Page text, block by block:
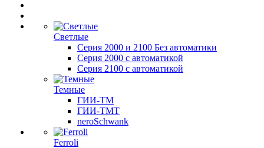
Светлые
Серия 2000 и 2100 Без автоматики
Серия 2000 с автоматикой
Серия 2100 с автоматикой
Темные
ГИИ-ТМ
ГИИ-ТМТ
neroSchwank
Ferroli